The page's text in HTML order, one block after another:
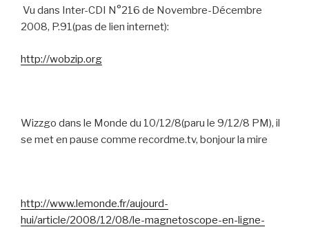
Vu dans Inter-CDI N°216 de Novembre-Décembre
2008, P.91(pas de lien internet):
http://wobzip.org
Wizzgo dans le Monde du 10/12/8(paru le 9/12/8 PM), il
se met en pause comme recordme.tv, bonjour la mire
http://www.lemonde.fr/aujourd-
hui/article/2008/12/08/le-magnetoscope-en-ligne-